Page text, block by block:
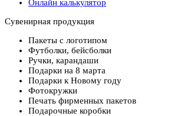
Онлайн калькулятор
Сувенирная продукция
Пакеты с логотипом
Футболки, бейсболки
Ручки, карандаши
Подарки на 8 марта
Подарки к Новому году
Фотокружки
Печать фирменных пакетов
Подарочные коробки